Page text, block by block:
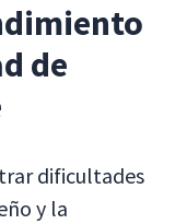
de
dificultades
y la